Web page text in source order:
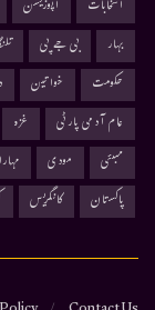
انتخابات
اپوزیشن
بہار
بی جے پی
حکومت
خواتین
عام آدمی پارٹی
غزہ
ممبئی
مودی
پاکستان
کانگریس